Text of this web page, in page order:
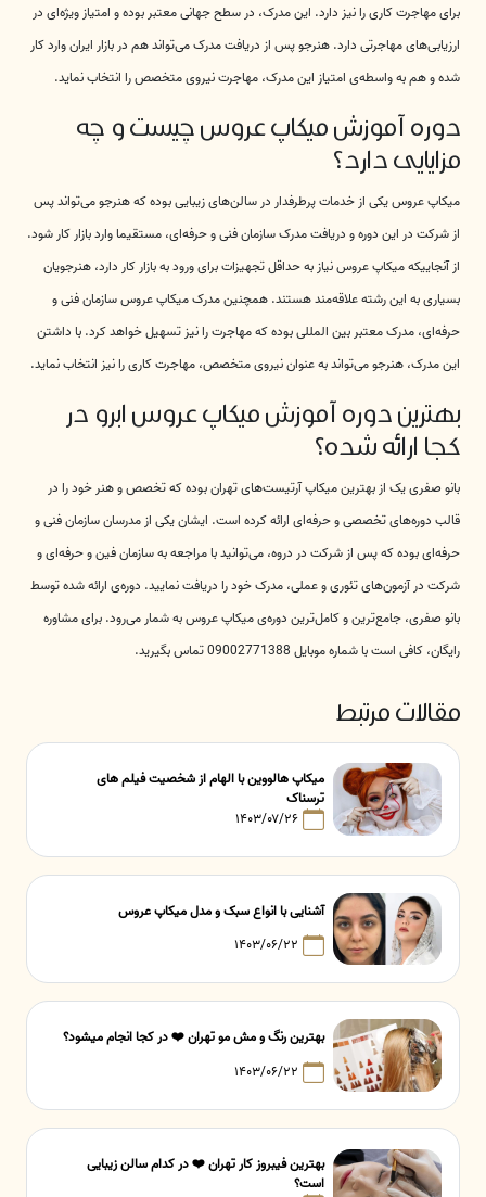
برای مهاجرت کاری را نیز دارد. این مدرک، در سطح جهانی معتبر بوده و امتیاز ویژه‌ای در
ارزیابی‌های مهاجرتی دارد. هنرجو پس از دریافت مدرک می‌تواند هم در بازار ایران وارد کار
شده و هم به واسطه‌ی امتیاز این مدرک، مهاجرت نیروی متخصص را انتخاب نماید.
دوره آموزش میکاپ عروس چیست و چه
مزایایی دارد؟
میکاپ عروس یکی از خدمات پرطرفدار در سالن‌های زیبایی بوده که هنرجو می‌تواند پس
از شرکت در این دوره و دریافت مدرک سازمان فنی و حرفه‌ای، مستقیما وارد بازار کار شود.
از آنجاییکه میکاپ عروس نیاز به حداقل تجهیزات برای ورود به بازار کار دارد، هنرجویان
بسیاری به این رشته علاقه‌مند هستند. همچنین مدرک میکاپ عروس سازمان فنی و
حرفه‌ای، مدرک معتبر بین المللی بوده که مهاجرت را نیز تسهیل خواهد کرد. با داشتن
این مدرک، هنرجو می‌تواند به عنوان نیروی متخصص، مهاجرت کاری را نیز انتخاب نماید.
بهترین دوره آموزش میکاپ عروس ابرو در
کجا ارائه شده؟
بانو صفری یک از بهترین میکاپ آرتیست‌های تهران بوده که تخصص و هنر خود را در
قالب دوره‌های تخصصی و حرفه‌ای ارائه کرده است. ایشان یکی از مدرسان سازمان فنی و
حرفه‌ای بوده که پس از شرکت در دروه، می‌توانید با مراجعه به سازمان فین و حرفه‌ای و
شرکت در آزمون‌های تئوری و عملی، مدرک خود را دریافت نمایید. دوره‌ی ارائه شده توسط
بانو صفری، جامع‌ترین و کامل‌ترین دوره‌ی میکاپ عروس به شمار می‌رود. برای مشاوره
رایگان، کافی است با شماره موبایل 09002771388 تماس بگیرید.
مقالات مرتبط
میکاپ هالووین با الهام از شخصیت فیلم های
ترسناک
۱۴۰۳/۰۷/۲۶
آشنایی با انواع سبک و مدل میکاپ عروس
۱۴۰۳/۰۶/۲۲
بهترین رنگ و مش مو تهران ❤️ در کجا انجام میشود؟
۱۴۰۳/۰۶/۲۲
بهترین فیبروز کار تهران ❤️ در کدام سالن زیبایی
است؟